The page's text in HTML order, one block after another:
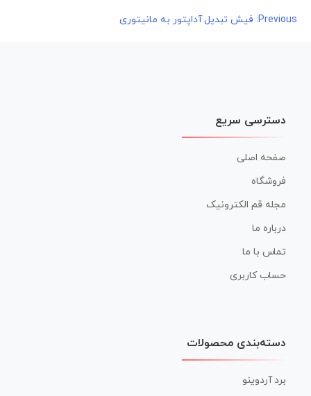
راهبری
Previous: فیش تبدیل آداپتور به مانیتوری
دسترسی سریع
صفحه اصلی
فروشگاه
مجله قم الکترونیک
درباره ما
تماس با ما
حساب کاربری
دسته‌بندی محصولات
برد آردوینو